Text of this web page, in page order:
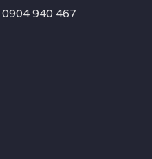
940 467